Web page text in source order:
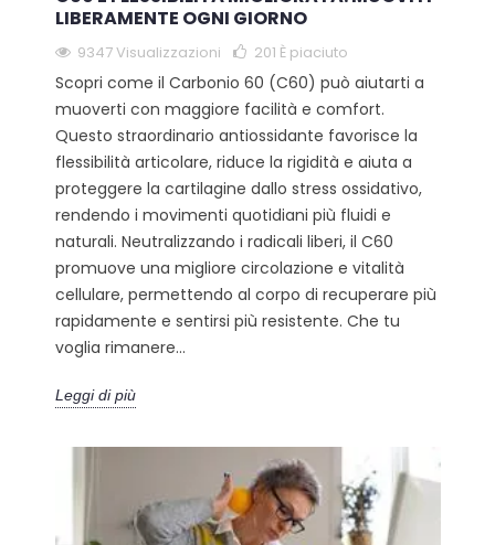
LIBERAMENTE OGNI GIORNO
9347 Visualizzazioni 201 È piaciuto
Scopri come il Carbonio 60 (C60) può aiutarti a
muoverti con maggiore facilità e comfort.
Questo straordinario antiossidante favorisce la
flessibilità articolare, riduce la rigidità e aiuta a
proteggere la cartilagine dallo stress ossidativo,
rendendo i movimenti quotidiani più fluidi e
naturali. Neutralizzando i radicali liberi, il C60
promuove una migliore circolazione e vitalità
cellulare, permettendo al corpo di recuperare più
rapidamente e sentirsi più resistente. Che tu
voglia rimanere...
Leggi di più